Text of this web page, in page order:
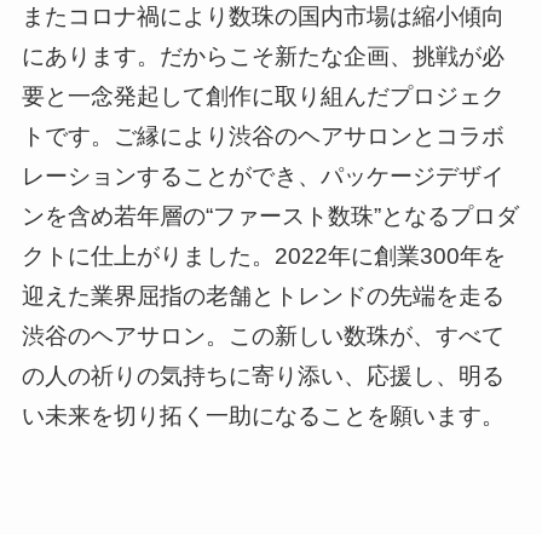
またコロナ禍により数珠の国内市場は縮小傾向
にあります。だからこそ新たな企画、挑戦が必
要と一念発起して創作に取り組んだプロジェク
トです。ご縁により渋谷のヘアサロンとコラボ
レーションすることができ、パッケージデザイ
ンを含め若年層の“ファースト数珠”となるプロダ
クトに仕上がりました。2022年に創業300年を
迎えた業界屈指の老舗とトレンドの先端を走る
渋谷のヘアサロン。この新しい数珠が、すべて
の人の祈りの気持ちに寄り添い、応援し、明る
い未来を切り拓く一助になることを願います。